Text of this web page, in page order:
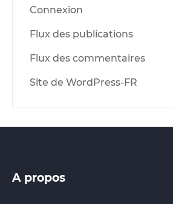
Connexion
Flux des publications
Flux des commentaires
Site de WordPress-FR
A propos